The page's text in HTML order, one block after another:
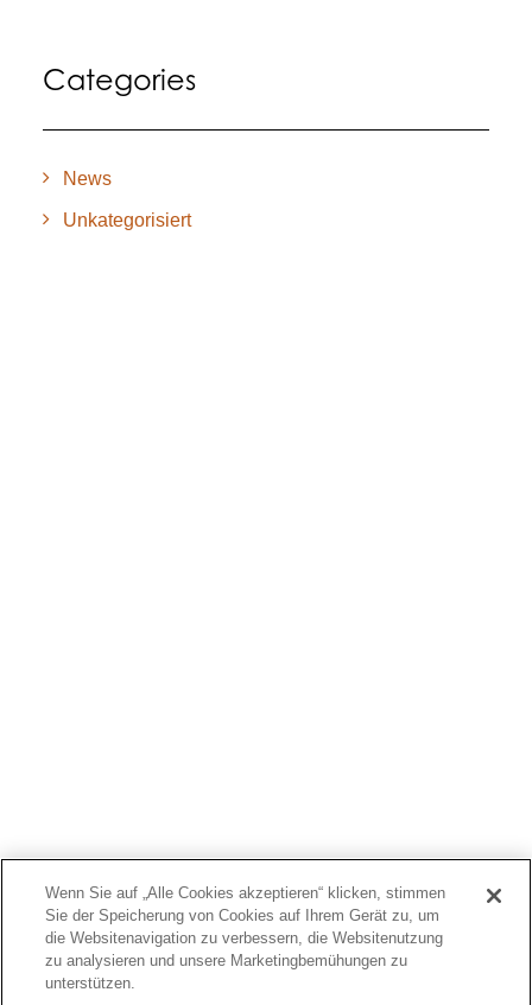
Categories
News
Unkategorisiert
BIONET
Wenn Sie auf „Alle Cookies akzeptieren“ klicken, stimmen
Sie der Speicherung von Cookies auf Ihrem Gerät zu, um
die Websitenavigation zu verbessern, die Websitenutzung
zu analysieren und unsere Marketingbemühungen zu
unterstützen.